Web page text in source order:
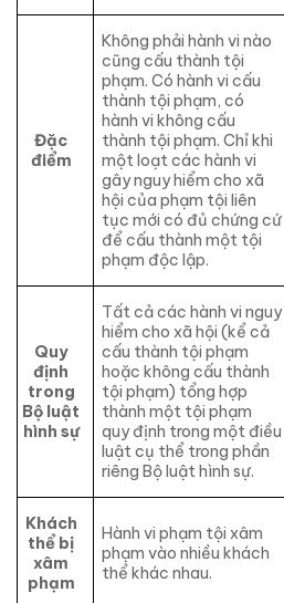
Đặc
điểm
Không phải hành vi nào
cũng cấu thành tội
phạm. Có hành vi cấu
thành tội phạm, có
hành vi không cấu
thành tội phạm. Chỉ khi
một loạt các hành vi
gây nguy hiểm cho xã
hội của phạm tội liên
tục mới có đủ chứng cứ
để cấu thành một tội
phạm độc lập.
Quy
định
trong
Bộ luật
hình sự
Tất cả các hành vi nguy
hiểm cho xã hội (kể cả
cấu thành tội phạm
hoặc không cấu thành
tội phạm) tổng hợp
thành một tội phạm
quy định trong một điều
luật cụ thể trong phần
riêng Bộ luật hình sự.
Khách
thể bị
xâm
phạm
Hành vi phạm tội xâm
phạm vào nhiều khách
thể khác nhau.